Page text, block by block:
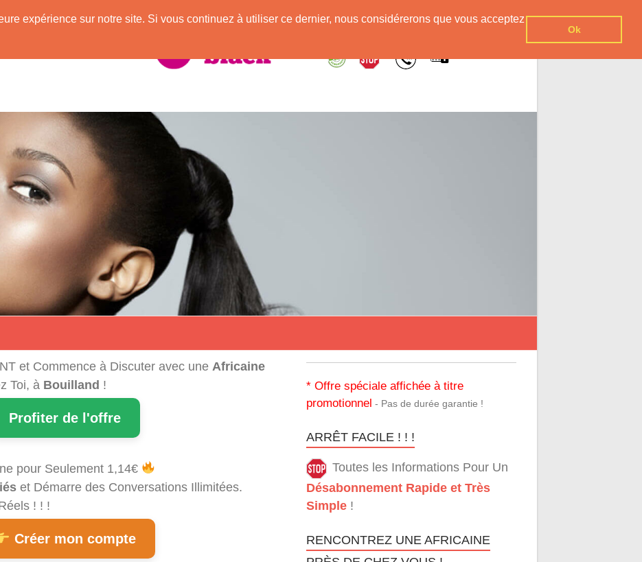
expérience sur notre site. Si vous continuez à utiliser ce dernier, nous considérerons que vous acceptez
Ok
Belle Africaine !
et Commence à Discuter avec une Africaine
Toi, à Bouilland !
Profiter de l'offre
pour Seulement 1,14€
et Démarre des Conversations Illimitées.
! ! !
Créer mon compte
* Offre spéciale affichée à titre
promotionnel - Pas de durée garantie !
ARRÊT FACILE ! ! !
Toutes les Informations Pour Un
Désabonnement Rapide et Très
Simple !
RENCONTREZ UNE AFRICAINE